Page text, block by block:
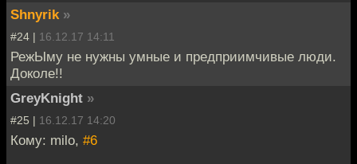
Shnyrik »
#24 | 16.12.17 14:11
РежЫму не нужны умные и предприимчивые люди.
Доколе!!
GreyKnight »
#25 | 16.12.17 14:20
Кому: milo, #6